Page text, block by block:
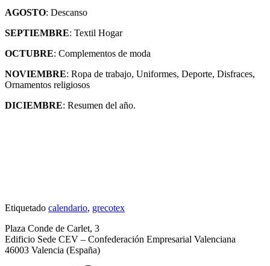
AGOSTO: Descanso
SEPTIEMBRE: Textil Hogar
OCTUBRE: Complementos de moda
NOVIEMBRE: Ropa de trabajo, Uniformes, Deporte, Disfraces,
Ornamentos religiosos
DICIEMBRE: Resumen del año.
Etiquetado calendario, grecotex
Plaza Conde de Carlet, 3
Edificio Sede CEV – Confederación Empresarial Valenciana
46003 Valencia (España)